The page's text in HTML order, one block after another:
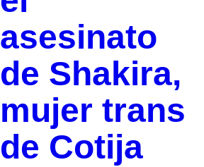
asesinato
de Shakira,
mujer trans
de Cotija